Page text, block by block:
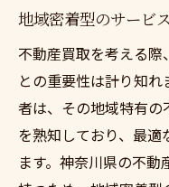
地域密着型のサービ
不動産買取を考える際
との重要性は計り知
者は、その地域特有
を熟知しており、最
ます。神奈川県の不